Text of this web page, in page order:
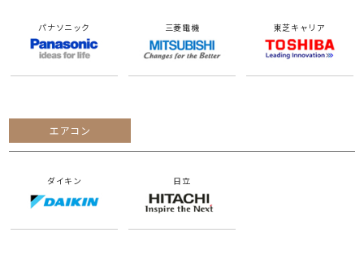
パナソニック 三菱電機 東芝キャリア
エアコン
ダイキン 日立